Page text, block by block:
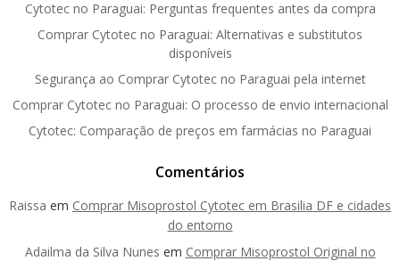
Cytotec no Paraguai: Perguntas frequentes antes da compra
Comprar Cytotec no Paraguai: Alternativas e substitutos
disponíveis
Segurança ao Comprar Cytotec no Paraguai pela internet
Comprar Cytotec no Paraguai: O processo de envio internacional
Cytotec: Comparação de preços em farmácias no Paraguai
Comentários
Raissa em Comprar Misoprostol Cytotec em Brasilia DF e cidades
do entorno
Adailma da Silva Nunes em Comprar Misoprostol Original no